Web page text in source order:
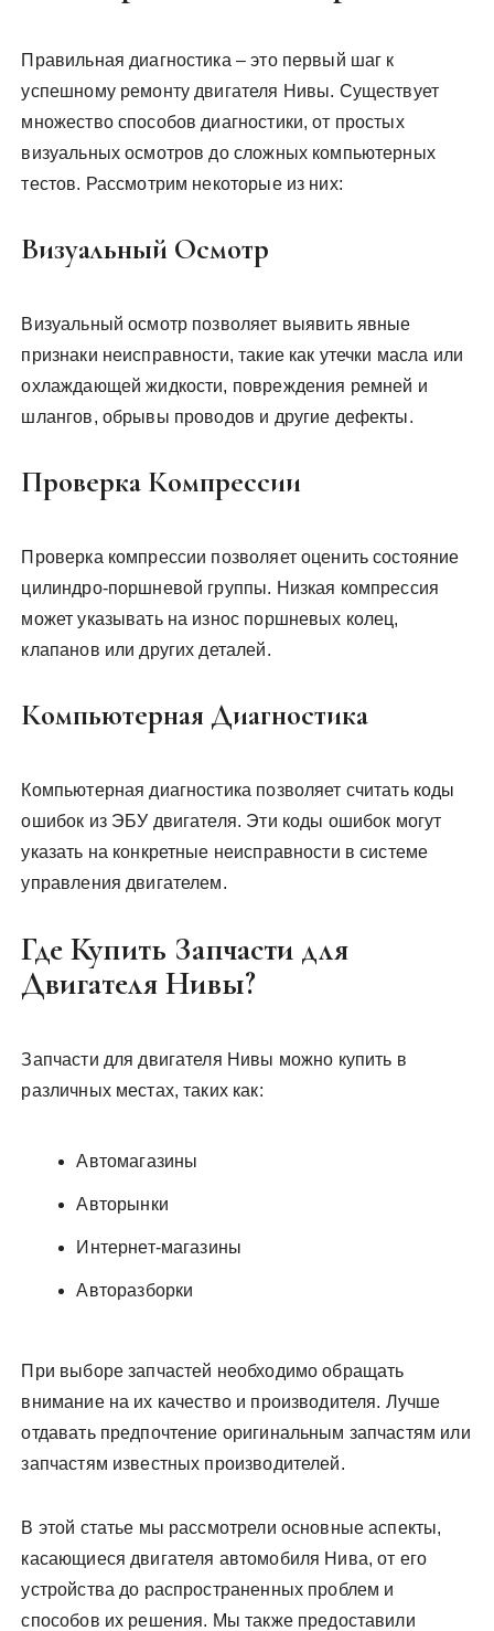
Правильная диагностика – это первый шаг к
успешному ремонту двигателя Нивы. Существует
множество способов диагностики, от простых
визуальных осмотров до сложных компьютерных
тестов. Рассмотрим некоторые из них:
Визуальный Осмотр
Визуальный осмотр позволяет выявить явные
признаки неисправности, такие как утечки масла или
охлаждающей жидкости, повреждения ремней и
шлангов, обрывы проводов и другие дефекты.
Проверка Компрессии
Проверка компрессии позволяет оценить состояние
цилиндро-поршневой группы. Низкая компрессия
может указывать на износ поршневых колец,
клапанов или других деталей.
Компьютерная Диагностика
Компьютерная диагностика позволяет считать коды
ошибок из ЭБУ двигателя. Эти коды ошибок могут
указать на конкретные неисправности в системе
управления двигателем.
Где Купить Запчасти для
Двигателя Нивы?
Запчасти для двигателя Нивы можно купить в
различных местах, таких как:
Автомагазины
Авторынки
Интернет-магазины
Авторазборки
При выборе запчастей необходимо обращать
внимание на их качество и производителя. Лучше
отдавать предпочтение оригинальным запчастям или
запчастям известных производителей.
В этой статье мы рассмотрели основные аспекты,
касающиеся двигателя автомобиля Нива, от его
устройства до распространенных проблем и
способов их решения. Мы также предоставили